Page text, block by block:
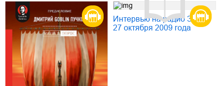
Интервью на радио Зенит
27 октября 2009 года